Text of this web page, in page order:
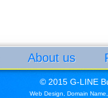
About us
© 2015 G-LINE
Web Design, Domain Name